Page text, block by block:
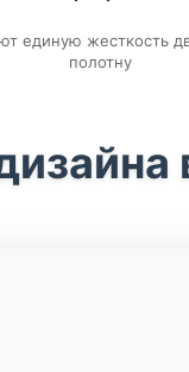
единую жесткость
полотну